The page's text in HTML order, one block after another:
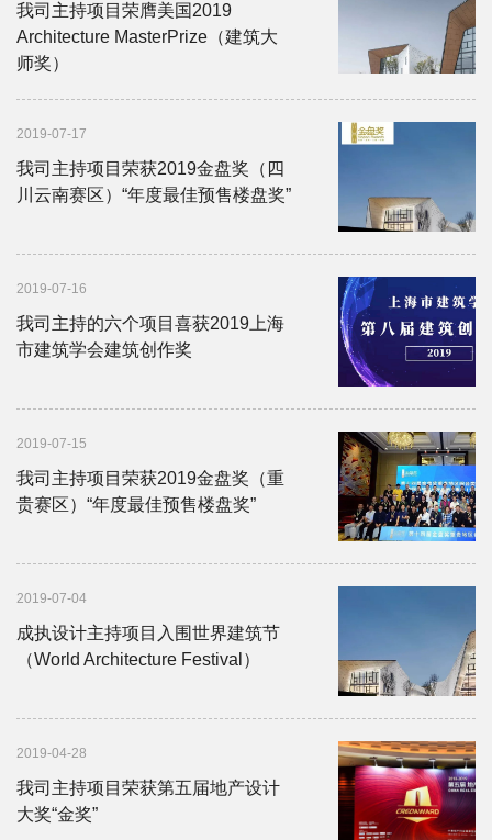
我司主持项目荣膺美国2019
Architecture MasterPrize（建筑大
师奖）
2019-07-17
我司主持项目荣获2019金盘奖（四
川云南赛区）“年度最佳预售楼盘奖”
2019-07-16
我司主持的六个项目喜获2019上海
市建筑学会建筑创作奖
2019-07-15
我司主持项目荣获2019金盘奖（重
贵赛区）“年度最佳预售楼盘奖”
2019-07-04
成执设计主持项目入围世界建筑节
（World Architecture Festival）
2019-04-28
我司主持项目荣获第五届地产设计
大奖“金奖”